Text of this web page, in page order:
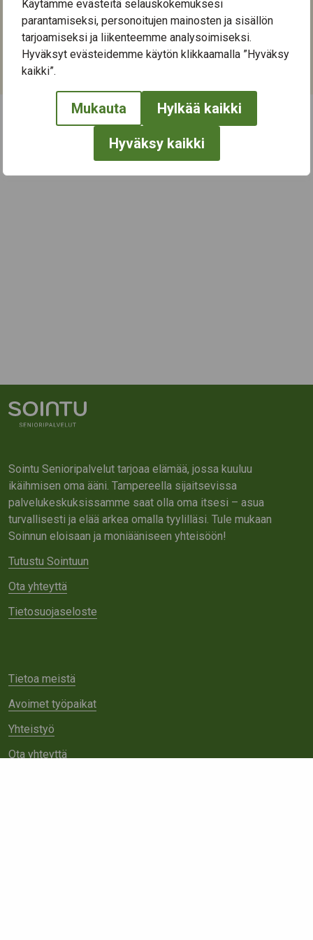
Käytämme evästeitä selauskokemuksesi
parantamiseksi, personoitujen mainosten ja sisällön
tarjoamiseksi ja liikenteemme analysoimiseksi.
Hyväksyt evästeidemme käytön klikkaamalla ”Hyväksy
kaikki”.
Mukauta Hylkää kaikki
Hyväksy kaikki
Nuolialantie 46
33900 Tampere
Kategoriat:
Kulttuuri, Musiikki
← Näytä kaikki tapahtumat
Sointu Senioripalvelut tarjoaa elämää, jossa kuuluu
ikäihmisen oma ääni. Tampereella sijaitsevissa
palvelukeskuksissamme saat olla oma itsesi – asua
turvallisesti ja elää arkea omalla tyylilläsi. Tule mukaan
Soinnun eloisaan ja moniääniseen yhteisöön!
Tutustu Sointuun
Ota yhteyttä
Tietosuojaseloste
Tietoa meistä
Avoimet työpaikat
Yhteistyö
Ota yhteyttä